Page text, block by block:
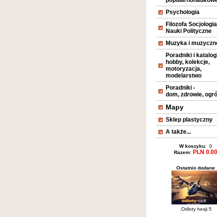
Psychologia
Filozofa Socjologia
Nauki Polityczne
Muzyka i
Poradniki i
hobby, kolekcje,
motoryzacja,
modelarstwo
Poradniki -
dom, zdrowie,
Mapy
Sklep plastyczny
A także...
W koszyku: 0
Razem: PLN 0.00
Ostatnio dodane
.Odloty hesji 5